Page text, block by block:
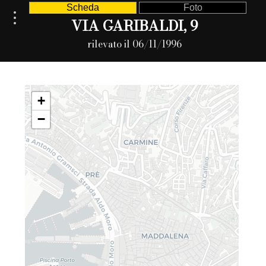
Scheda Foto
VIA GARIBALDI, 9
rilevato il 06/11/1996
+
−